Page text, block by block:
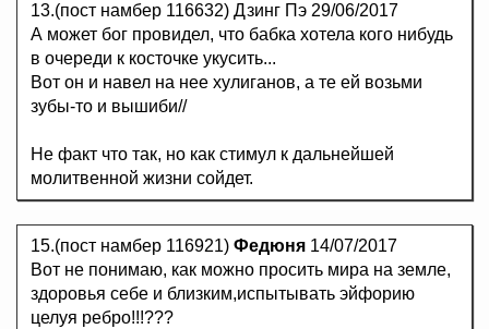
13.(пост намбер 116632) Дзинг Пэ 29/06/2017
А может бог провидел, что бабка хотела кого нибудь
в очереди к косточке укусить...
Вот он и навел на нее хулиганов, а те ей возьми
зубы-то и вышиби//
Не факт что так, но как стимул к дальнейшей
молитвенной жизни сойдет.
15.(пост намбер 116921) Федюня 14/07/2017
Вот не понимаю, как можно просить мира на земле,
здоровья себе и близким,испытывать эйфорию
целуя ребро!!!???